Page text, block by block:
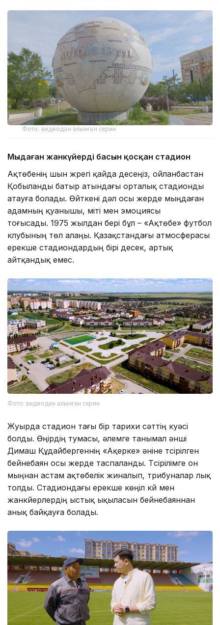
Фото: видеодан алынған скрин
Мыңдаған жанкүйердің басын қосқан стадион
Ақтөбенің шын жүрегі қайда десеңіз, ойланбастан
Қобыланды батыр атындағы орталық стадионды
атауға болады. Өйткені дәл осы жерде мыңдаған
адамның қуанышы, үміті мен эмоциясы
тоғысады. 1975 жылдан бері бұл – «Ақтөбе» футбол
клубының төл алаңы. Қазақстандағы атмосферасы
ерекше стадиондардың бірі десек, артық
айтқандық емес.
Фото: видеодан алынған скрин
Жуырда стадион тағы бір тарихи сәттің куәсі
болды. Өңірдің тумасы, әлемге танымал әнші
Димаш Құдайбергеннің «Ақерке» әніне түсірілген
бейнебаян осы жерде таспаланды. Түсірілімге он
мыңнан астам ақтөбелік жиналып, трибуналар лық
толды. Стадиондағы ерекше көңіл күй мен
жанкүйерлердің ыстық ықыласын бейнебаяннан
анық байқауға болады.